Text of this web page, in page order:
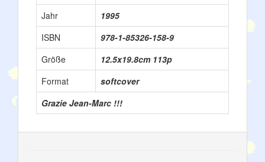
Jahr
1995
ISBN
978-1-85326-158-9
Größe
12.5x19.8cm 113p
Format
softcover
Grazie Jean-Marc !!!